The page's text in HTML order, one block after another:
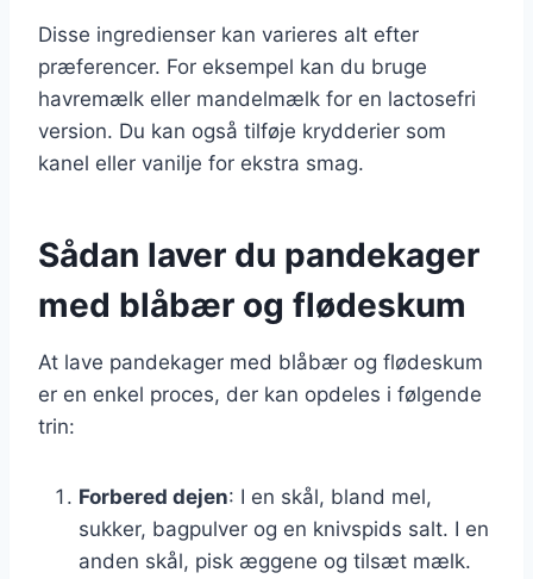
Disse ingredienser kan varieres alt efter
præferencer. For eksempel kan du bruge
havremælk eller mandelmælk for en lactosefri
version. Du kan også tilføje krydderier som
kanel eller vanilje for ekstra smag.
Sådan laver du pandekager
med blåbær og flødeskum
At lave pandekager med blåbær og flødeskum
er en enkel proces, der kan opdeles i følgende
trin:
Forbered dejen: I en skål, bland mel,
sukker, bagpulver og en knivspids salt. I en
anden skål, pisk æggene og tilsæt mælk.